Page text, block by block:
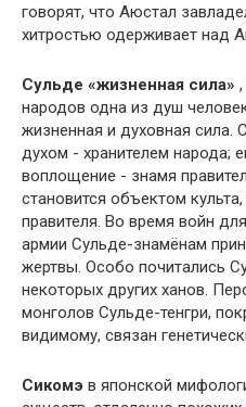
говорят, что Аюстал
хитростью одерживает над
Сульде «жизненная сила»
народов одна из душ
жизненная и духовная сила.
духом - хранителем народа;
воплощение - знамя
становится объектом
правителя. Во время войн
армии Сульде-знамёнам
жертвы. Особо почитались
некоторых других ханов.
монголов Сульде-тенгри,
видимому, связан
Сикомэ в японской